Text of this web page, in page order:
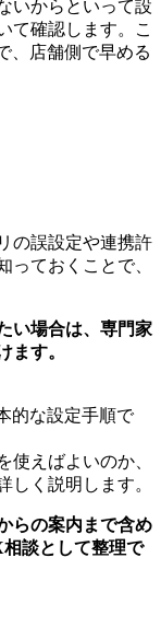
いからといって設
て確認します。こ
、店舗側で早める
の誤設定や連携許
っておくことで、
い場合は、専門家
ます。
的な設定手順で
使えばよいのか、
しく説明します。
らの案内まで含め
談として整理で